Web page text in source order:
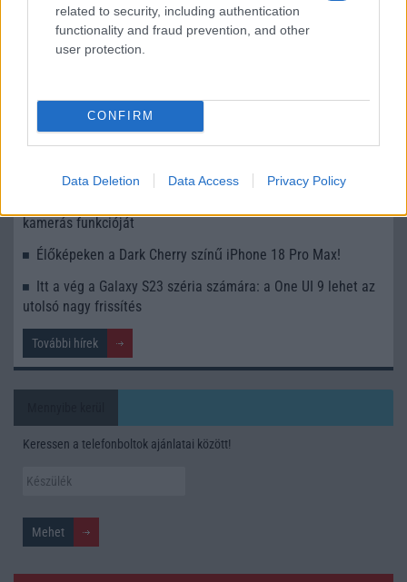
related to security, including authentication
functionality and fraud prevention, and other
user protection.
CONFIRM
Data Deletion Data Access Privacy Policy
iPhone 18 bemutató dátum - ekkor rántja le a leplet az
Apple az új csúcsmobilokról
Ez a rejtett Samsung funkció teljesen megváltoztatja a
Nem biztos, hogy érdemes kivárni az iPhone 18 Prot
kamerás funkcióját
Élőképeken a Dark Cherry színű iPhone 18 Pro Max!
Itt a vég a Galaxy S23 széria számára: a One UI 9 lehet az
utolsó nagy frissítés
További hírek
Keressen a telefonboltok ajánlatai között!